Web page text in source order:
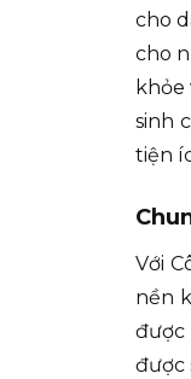
cho
cho
khỏe
sinh
tiện
Với
nền
được
được